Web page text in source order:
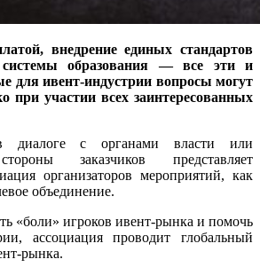
внедрение единых стандартов
системы образования — все эти и
для ивент-индустрии вопросы могут
при участии всех заинтересованных
диалоге с органами власти или
заказчиков представляет
организаторов мероприятий, как
объединение.
«боли» игроков ивент-рынка и помочь
ассоциация проводит глобальный
рынка.